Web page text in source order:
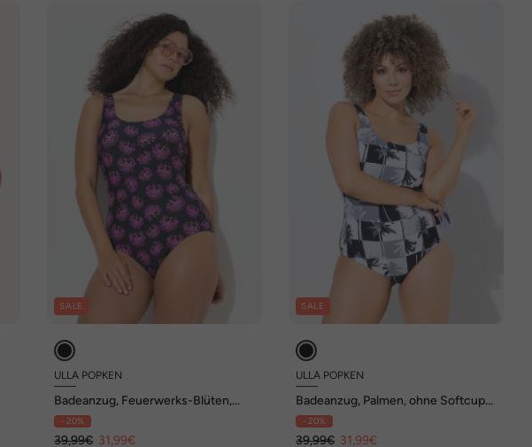
SALE
ULLA POPKEN
Badeanzug, Feuerwerks-Blüten,
ohne Softcups
- 20%
39,99€ 31,99€
SALE
ULLA POPKEN
Badeanzug, Palmen, ohne Softcups,
Rundhals
- 20%
39,99€ 31,99€